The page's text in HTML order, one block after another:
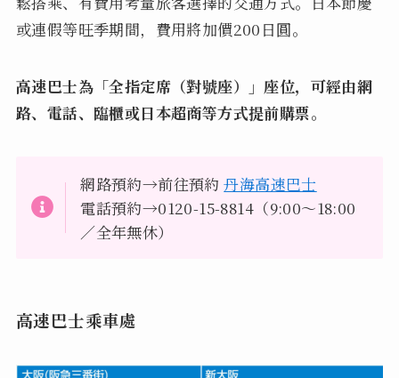
或連假等旺季期間，費用將加價200日圓。
高速巴士為「全指定席（對號座）」座位，可經由網
路、電話、臨櫃或日本超商等方式提前購票。
網路預約→前往預約丹海高速巴士
電話預約→0120-15-8814（9:00～18:00
／全年無休）
高速巴士乘車處